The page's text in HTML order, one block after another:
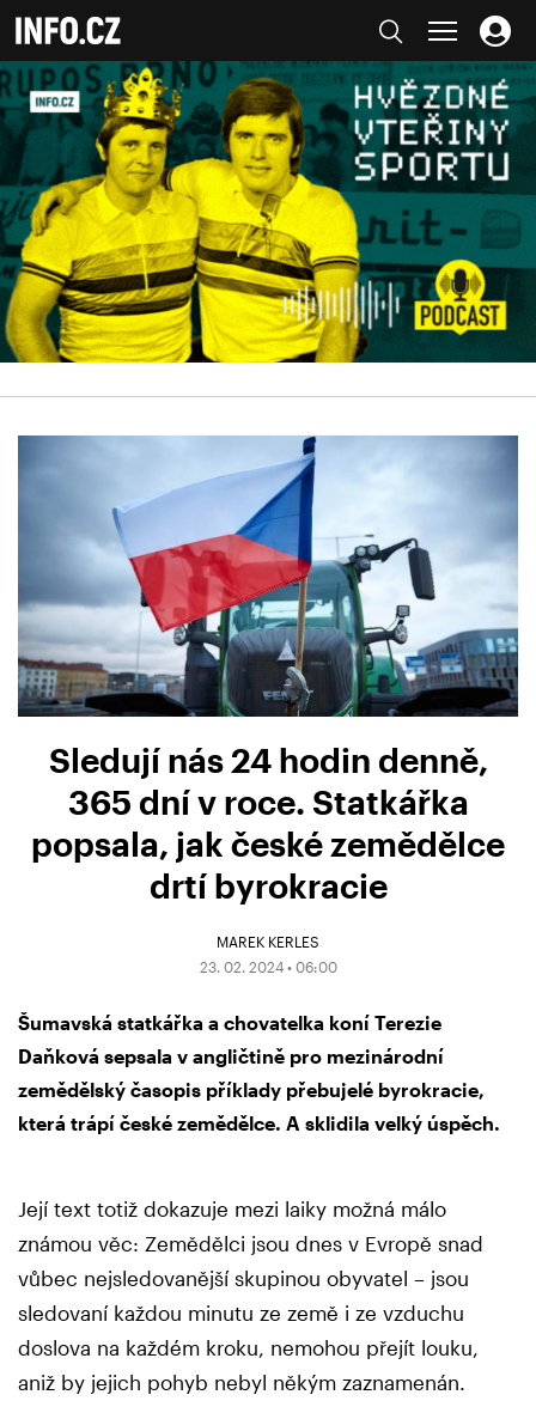
Sledují nás 24 hodin denně,
365 dní v roce. Statkářka
popsala, jak české zemědělce
drtí byrokracie
MAREK KERLES
23. 02. 2024 • 06:00
Šumavská statkářka a chovatelka koní Terezie
Daňková sepsala v angličtině pro mezinárodní
zemědělský časopis příklady přebujelé byrokracie,
která trápí české zemědělce. A sklidila velký úspěch.
Její text totiž dokazuje mezi laiky možná málo
známou věc: Zemědělci jsou dnes v Evropě snad
vůbec nejsledovanější skupinou obyvatel – jsou
sledovaní každou minutu ze země i ze vzduchu
doslova na každém kroku, nemohou přejít louku,
aniž by jejich pohyb nebyl někým zaznamenán.